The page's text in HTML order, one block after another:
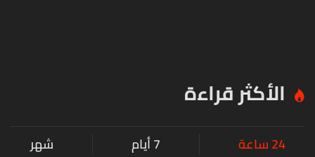
الأكثر قراءة
24 ساعة 7 أيام شهر